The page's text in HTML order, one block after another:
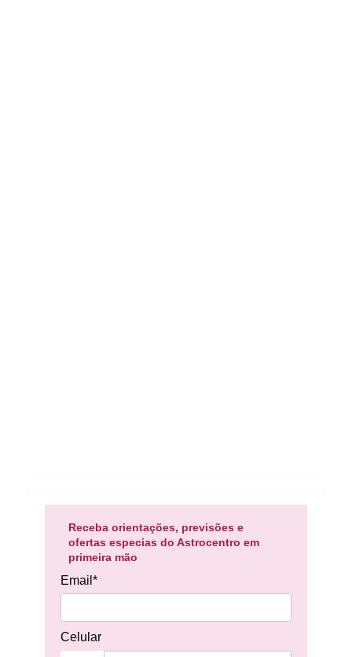
Receba orientações, previsões e
ofertas especias do Astrocentro em
primeira mão
Email*
Celular